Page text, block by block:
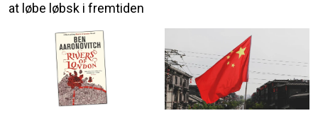
at løbe løbsk i fremtiden